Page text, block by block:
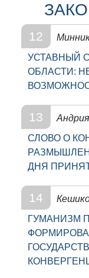
12
УСТАВНЫЙ
ОБЛАСТИ:
13
СЛОВО О
ДНЯ
14
ГУМАНИЗМ